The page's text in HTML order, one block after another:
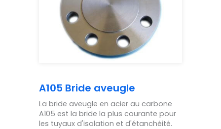
A105 Bride aveugle
La bride aveugle en acier au carbone
A105 est la bride la plus courante pour
les tuyaux d'isolation et d'étanchéité.